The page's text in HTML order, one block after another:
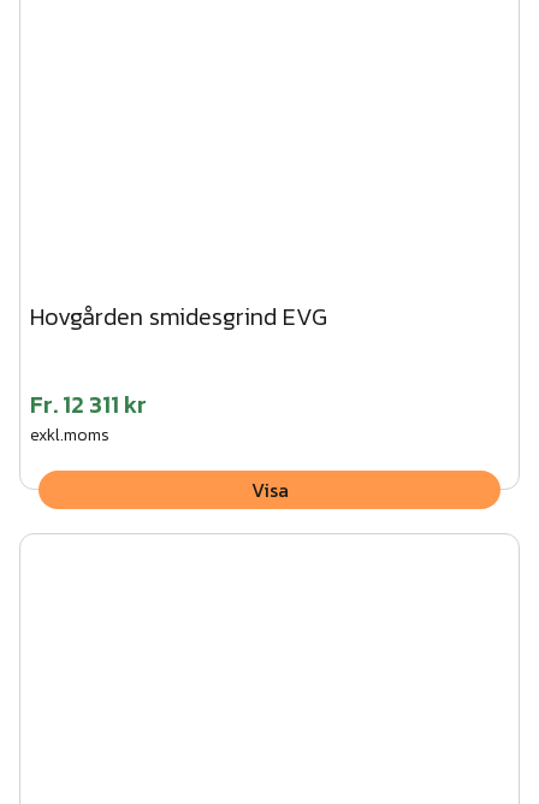
Hovgården smidesgrind EVG
Fr.12 311 kr
exkl.moms
Visa